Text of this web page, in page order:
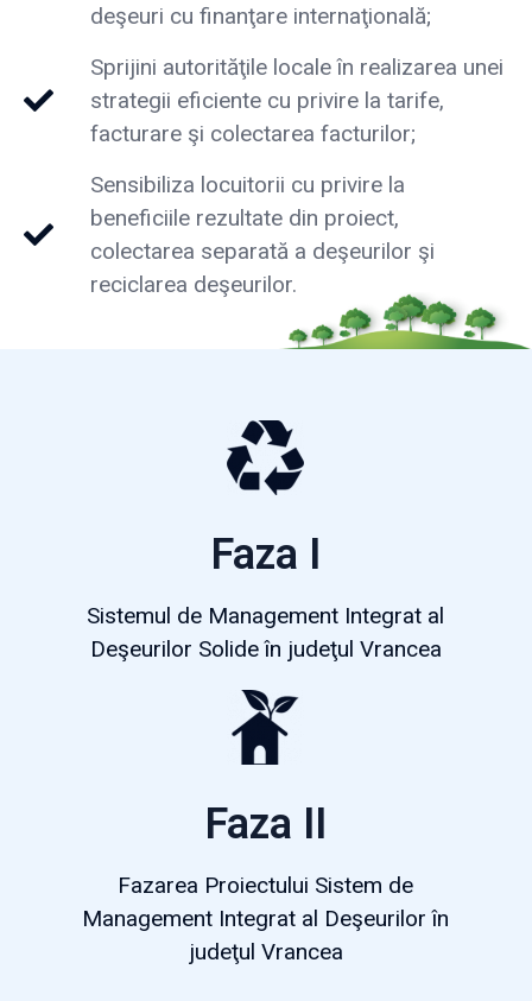
deşeuri cu finanţare internaţională;
Sprijini autorităţile locale în realizarea unei
strategii eficiente cu privire la tarife,
facturare şi colectarea facturilor;
Sensibiliza locuitorii cu privire la
beneficiile rezultate din proiect,
colectarea separată a deşeurilor şi
reciclarea deşeurilor.
Faza I
Sistemul de Management Integrat al
Deşeurilor Solide în judeţul Vrancea
Faza II
Fazarea Proiectului Sistem de
Management Integrat al Deşeurilor în
judeţul Vrancea